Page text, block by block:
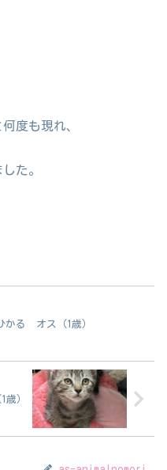
度も現れ、
た。
かる オス（1歳）
）